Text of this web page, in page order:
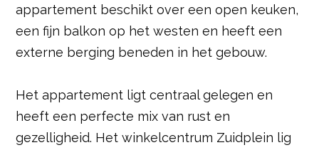
appartement beschikt over een open keuken,
een fijn balkon op het westen en heeft een
externe berging beneden in het gebouw.
Het appartement ligt centraal gelegen en
heeft een perfecte mix van rust en
gezelligheid. Het winkelcentrum Zuidplein lig